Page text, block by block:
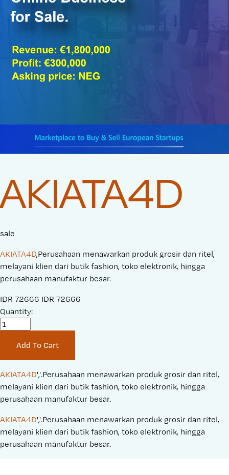
AKIATA4D
sale
AKIATA4D,Perusahaan menawarkan produk grosir dan ritel,
melayani klien dari butik fashion, toko elektronik, hingga
perusahaan manufaktur besar.
S
a
r
i
c
e
IDR 72666 O
n
a
l
P
i
c
e
IDR 72666
Quantity:
Add To Cart
AKIATA4D','.Perusahaan menawarkan produk grosir dan ritel,
melayani klien dari butik fashion, toko elektronik, hingga
perusahaan manufaktur besar.
AKIATA4D','.Perusahaan menawarkan produk grosir dan ritel,
melayani klien dari butik fashion, toko elektronik, hingga
perusahaan manufaktur besar.